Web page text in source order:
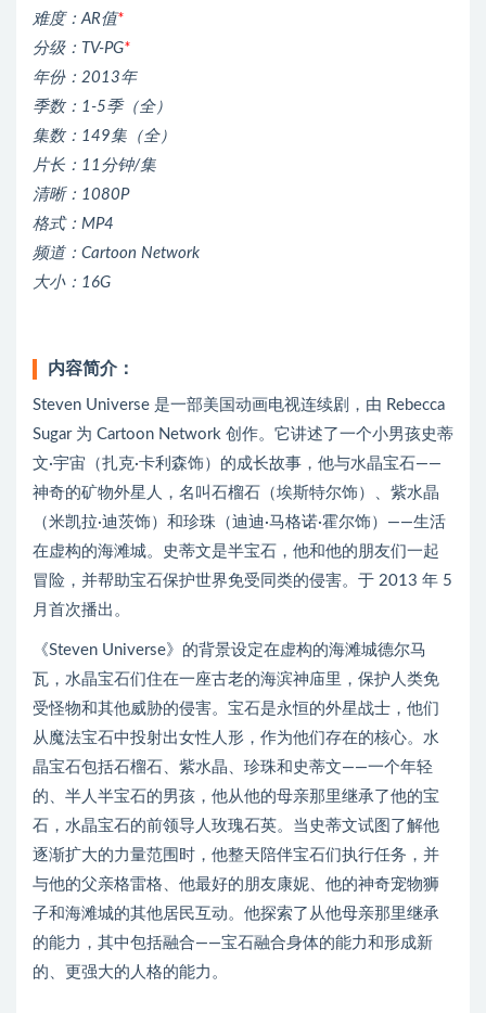
难度：AR值*
分级：TV-PG*
年份：2013年
季数：1-5季（全）
集数：149集（全）
片长：11分钟/集
清晰：1080P
格式：MP4
频道：Cartoon Network
大小：16G
内容简介：
Steven Universe 是一部美国动画电视连续剧，由 Rebecca
Sugar 为 Cartoon Network 创作。它讲述了一个小男孩史蒂
文·宇宙（扎克·卡利森饰）的成长故事，他与水晶宝石——
神奇的矿物外星人，名叫石榴石（埃斯特尔饰）、紫水晶
（米凯拉·迪茨饰）和珍珠（迪迪·马格诺·霍尔饰）——生活
在虚构的海滩城。史蒂文是半宝石，他和他的朋友们一起
冒险，并帮助宝石保护世界免受同类的侵害。于 2013 年 5
月首次播出。
《Steven Universe》的背景设定在虚构的海滩城德尔马
瓦，水晶宝石们住在一座古老的海滨神庙里，保护人类免
受怪物和其他威胁的侵害。宝石是永恒的外星战士，他们
从魔法宝石中投射出女性人形，作为他们存在的核心。水
晶宝石包括石榴石、紫水晶、珍珠和史蒂文——一个年轻
的、半人半宝石的男孩，他从他的母亲那里继承了他的宝
石，水晶宝石的前领导人玫瑰石英。当史蒂文试图了解他
逐渐扩大的力量范围时，他整天陪伴宝石们执行任务，并
与他的父亲格雷格、他最好的朋友康妮、他的神奇宠物狮
子和海滩城的其他居民互动。他探索了从他母亲那里继承
的能力，其中包括融合——宝石融合身体的能力和形成新
的、更强大的人格的能力。